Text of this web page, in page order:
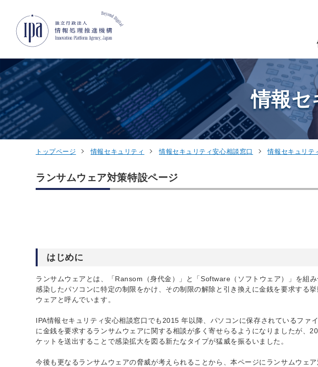
情報セ
トップページ 情報セキュリティ 情報セキュリティ安心相談窓口 情報セキュリテ
ランサムウェア対策特設ページ
はじめに
ランサムウェアとは、「Ransom（身代金）」と「Software（ソフトウェア）」を組み
感染したパソコンに特定の制限をかけ、その制限の解除と引き換えに金銭を要求する
ウェアと呼んでいます。
IPA情報セキュリティ安心相談窓口でも2015 年以降、パソコンに保存されているファ
に金銭を要求するランサムウェアに関する相談が多く寄せらるようになりましたが、
ケットを送出することで感染拡大を図る新たなタイプが猛威を振るいました。
今後も更なるランサムウェアの脅威が考えられることから、本ページにランサムウェ